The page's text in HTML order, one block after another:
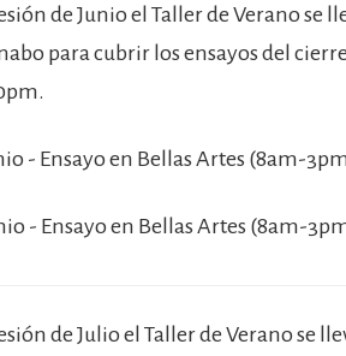
de Junio el Taller de Verano se
para cubrir los ensayos del
- Ensayo en Bellas Artes (8am-
- Ensayo en Bellas Artes (8am-
de Julio el Taller de Verano se